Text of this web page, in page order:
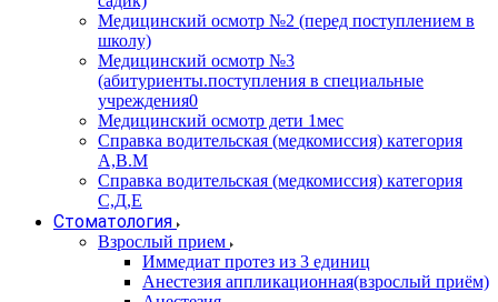
Медицинский осмотр №2 (перед поступлением в
школу)
Медицинский осмотр №3
(абитуриенты.поступления в специальные
учреждения0
Медицинский осмотр дети 1мес
Справка водительская (медкомиссия) категория
А,В.М
Справка водительская (медкомиссия) категория
С,Д,Е
Стоматология
Взрослый прием
Иммедиат протез из 3 единиц
Анестезия аппликационная(взрослый приём)